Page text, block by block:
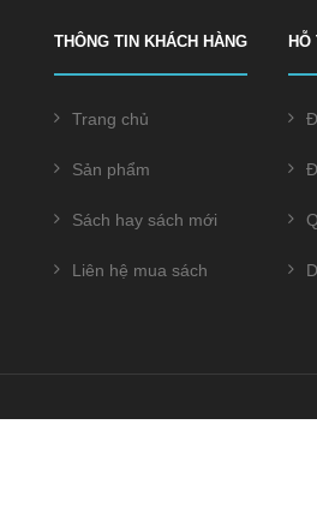
THÔNG TIN KHÁCH HÀNG
Trang chủ
Sản phẩm
Sách hay sách mới
Liên hệ mua sách
HỖ